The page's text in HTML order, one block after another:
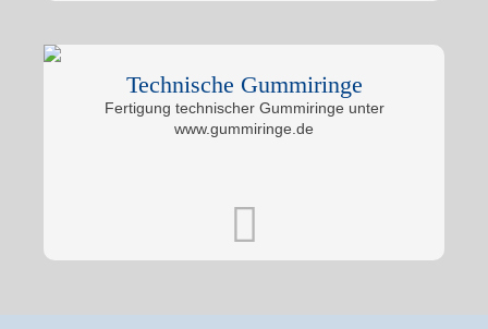
Technische Gummiringe
Fertigung technischer Gummiringe unter
www.gummiringe.de